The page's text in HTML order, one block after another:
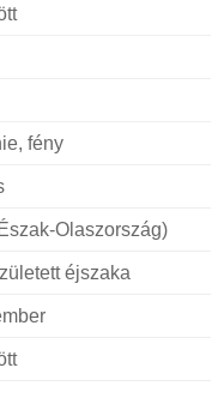
fény
Olaszország)
éjszaka